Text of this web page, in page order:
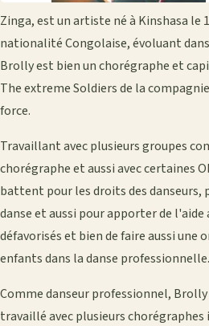
Zinga, est un artiste né à Kinshasa le
nationalité Congolaise, évoluant
Brolly est bien un chorégraphe et
The extreme Soldiers de la
force.
Travaillant avec plusieurs groupes
chorégraphe et aussi avec certaines
battent pour les droits des danseurs,
danse et aussi pour apporter de l'aide
défavorisés et bien de faire aussi une
enfants dans la danse professionnelle.
Comme danseur professionnel, Brolly
travaillé avec plusieurs